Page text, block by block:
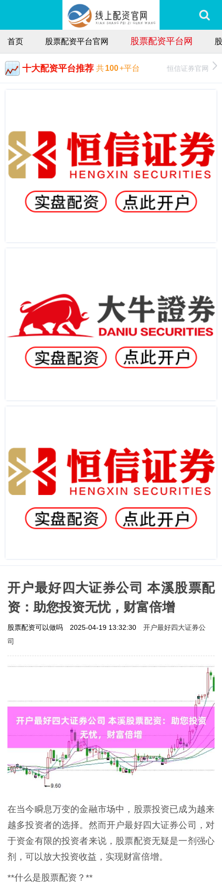
首页 股票配资平台官网 股票配资平台网
十大配资平台推荐 共100+平台 恒信证券官网
开户最好四大证券公司 本溪股票配
资：助您投资无忧，财富倍增
股票配资可以做吗 2025-04-19 13:32:30
开户最好四大证券公
司
在当今瞬息万变的金融市场中，股票投资已成为越来
越多投资者的选择。然而开户最好四大证券公司，对
于资金有限的投资者来说，股票配资无疑是一剂强心
剂，可以放大投资收益，实现财富倍增。
**什么是股票配资？**